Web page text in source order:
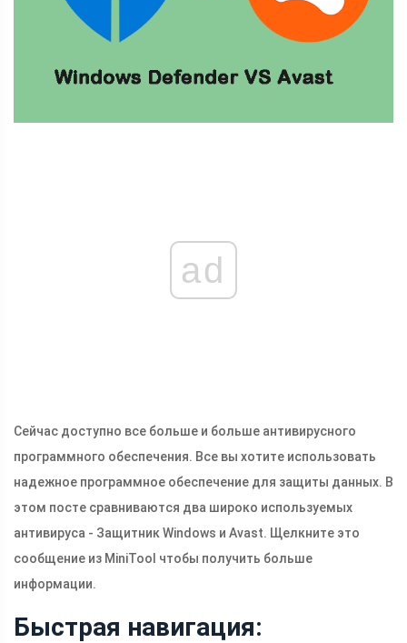
ad
Сейчас доступно все больше и больше антивирусного
программного обеспечения. Все вы хотите использовать
надежное программное обеспечение для защиты данных. В
этом посте сравниваются два широко используемых
антивируса - Защитник Windows и Avast. Щелкните это
сообщение из MiniTool чтобы получить больше
информации.
Быстрая навигация: